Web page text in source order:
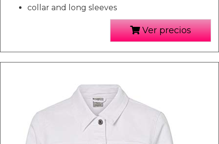
collar and long sleeves
Ver precios